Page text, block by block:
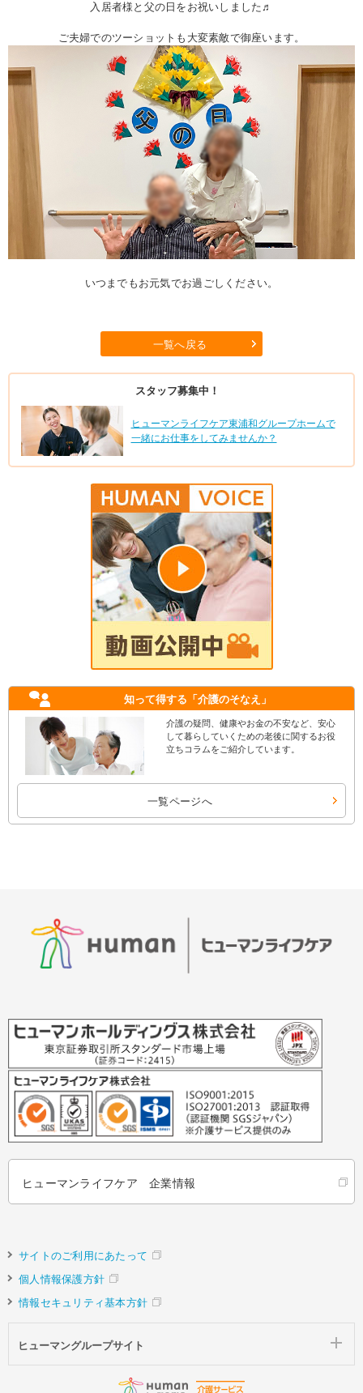
入居者様と父の日をお祝いしました♬
ご夫婦でのツーショットも大変素敵で御座います。
いつまでもお元気でお過ごしください。
一覧へ戻る
スタッフ募集中！
ヒューマンライフケア東浦和グループホームで
一緒にお仕事をしてみませんか？
知って得する 「介護のそなえ」
介護の疑問、健康やお金の不安など、安心
して暮らしていくための老後に関するお役
立ちコラムをご紹介しています。
一覧ページへ
ヒューマンライフケア 企業情報
サイトのご利用にあたって
個人情報保護方針
情報セキュリティ基本方針
ヒューマングループサイト